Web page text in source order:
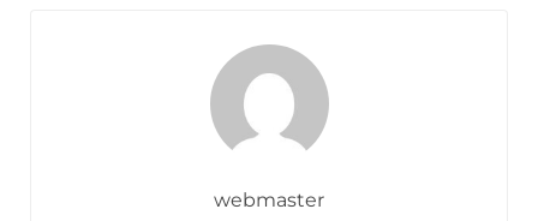
webmaster